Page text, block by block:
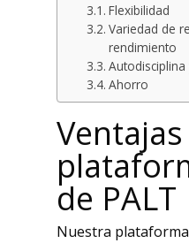
Flexibilidad
Variedad de
rendimiento
Ahorro
de PALT
Nuestra